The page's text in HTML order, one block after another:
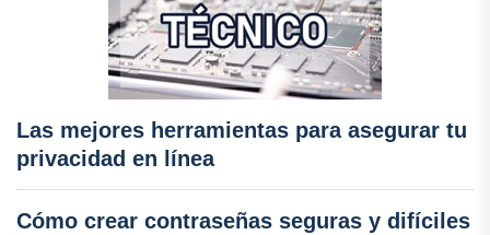
Las mejores herramientas para asegurar tu
privacidad en línea
Cómo crear contraseñas seguras y difíciles